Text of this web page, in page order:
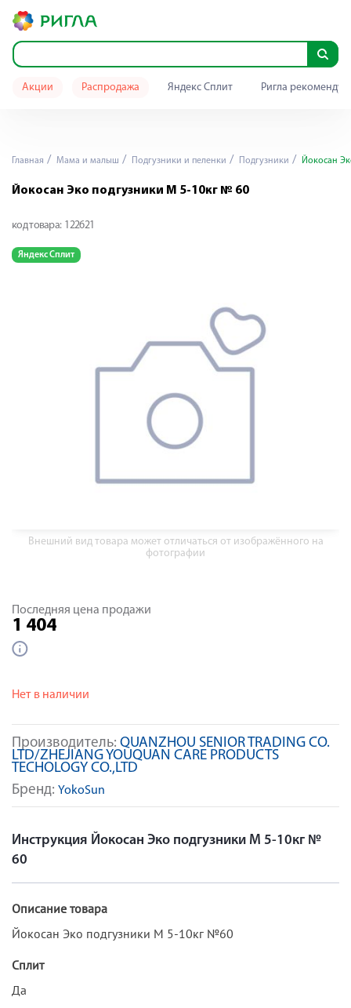
Акции Распродажа Яндекс Сплит Ригла
Главная Мама и малыш Подгузники и пеленки Подгузники Йокосан
Йокосан Эко подгузники М 5-10кг № 60
код товара: 122621
Яндекс Сплит
Внешний вид товара может отличаться от изображённого на
фотографии
Производитель: QUANZHOU SENIOR TRADING CO.
LTD/ZHEJIANG YOUQUAN CARE PRODUCTS
TECHOLOGY CO.,LTD
Бренд: YokoSun
Последняя цена продажи
1 404
Нет в наличии
Инструкция Йокосан Эко подгузники М 5-10кг №
60
Описание товара
Йокосан Эко подгузники М 5-10кг №60
Сплит
Да